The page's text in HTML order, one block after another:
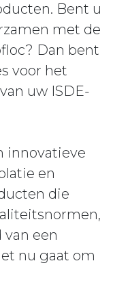
Bent u
met de
Dan bent
voor het
uw ISDE-
innovatieve
en
die
een
nu gaat om